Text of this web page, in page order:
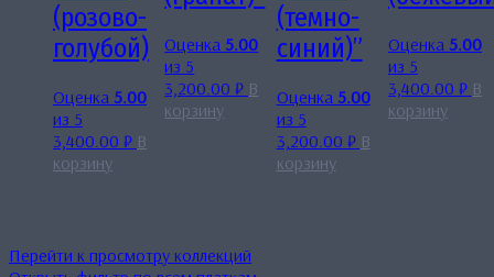
(розово-
голубой)
Оценка 5.00
из 5
3,400.00 ₽ В
корзину
Оценка 5.00
из 5
3,200.00₽ В
корзину
(темно-
синий)”
Оценка 5.00
из 5
3,200.00 ₽ В
корзину
Оценка 5.00
из 5
3,400.00 ₽ В
корзину
Перейти к просмотру коллекций